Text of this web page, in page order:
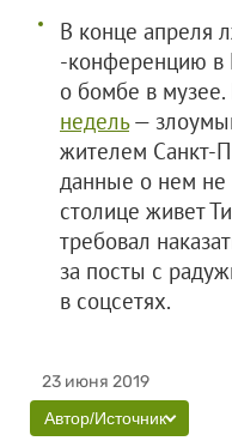
В конце апреля
-конференцию в
о бомбе в музее.
недель—
жителем Санкт-
данные о нем не
столице живет
требовал
за посты с
в соцсетях.
23 июня 2019
Автор/Источник